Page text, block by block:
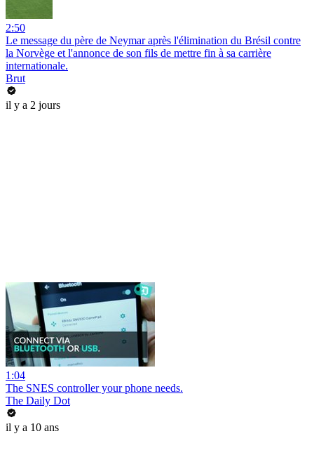
2:50
Le message du père de Neymar après l'élimination du Brésil contre
la Norvège et l'annonce de son fils de mettre fin à sa carrière
internationale.
Brut
il y a 2 jours
1:04
The SNES controller your phone needs.
The Daily Dot
il y a 10 ans